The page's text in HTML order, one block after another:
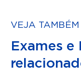
VEJA TAMBÉM
Exames